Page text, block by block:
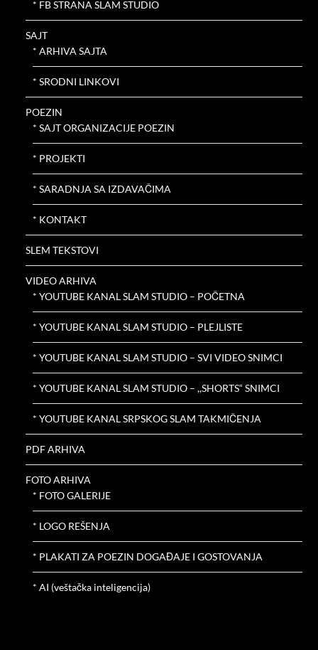
* FB STRANA SLAM STUDIO
SAJT
* ARHIVA SAJTA
* SRODNI LINKOVI
POEZIN
* SAJT ORGANIZACIJE POEZIN
* PROJEKTI
* SARADNJA SA IZDAVAČIMA
* KONTAKT
SLEM TEKSTOVI
VIDEO ARHIVA
* YOUTUBE KANAL SLAM STUDIO – POČETNA
* YOUTUBE KANAL SLAM STUDIO – PLEJLISTE
* YOUTUBE KANAL SLAM STUDIO – SVI VIDEO SNIMCI
* YOUTUBE KANAL SLAM STUDIO – ,,SHORTS“ SNIMCI
* YOUTUBE KANAL SRPSKOG SLAM TAKMIČENJA
PDF ARHIVA
FOTO ARHIVA
* FOTO GALERIJE
* LOGO REŠENJA
* PLAKATI ZA POEZIN DOGAĐAJE I GOSTOVANJA
* AI (veštačka inteligencija)